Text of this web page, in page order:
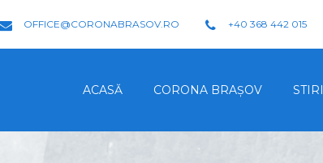
OFFICE@CORONABRASOV.RO +40 368 442 015
ACASĂ CORONA BRAŞOV STIRI